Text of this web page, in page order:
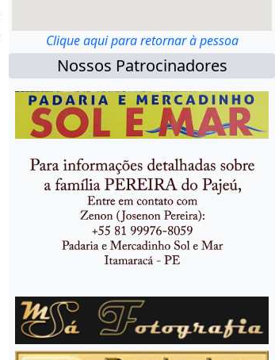
Clique aqui para retornar à pessoa
Nossos Patrocinadores